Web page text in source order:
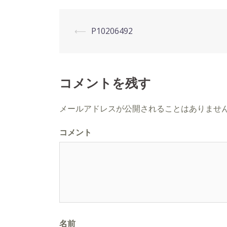
投
ナ
ビ
ゲ
ー
ョ
⟵ P10206492
コメントを残す
メールアドレスが公開されることはありませ
コメント
名前